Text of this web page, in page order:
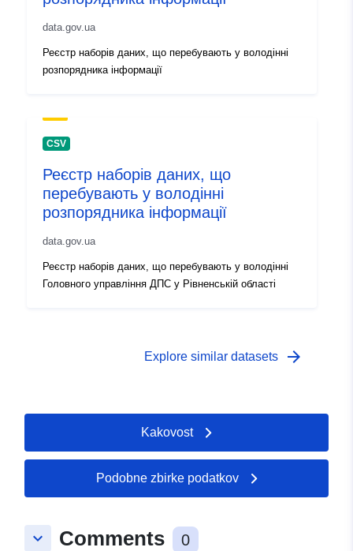
data.gov.ua
Реєстр наборів даних, що перебувають у володінні
розпорядника інформації
CSV
Реєстр наборів даних, що
перебувають у володінні
розпорядника інформації
data.gov.ua
Реєстр наборів даних, що перебувають у володінні
Головного управління ДПС у Рівненській області
Explore similar datasets arrow_forward
Kakovost
Podobne zbirke podatkov
keyboard_arrow_down Comments 0